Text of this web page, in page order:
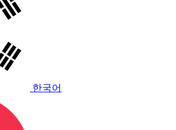
한국어